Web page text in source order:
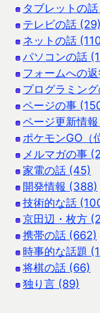
タブレットの
テレビの話 (29)
ネットの話
パソコンの話
フォームへの
プログラミン
ページの事
ページ更新情
ポケモンGO（
メルマガの事
家電の話 (45)
開発情報 (388)
技術的な話
京田辺・枚方
携帯の話 (662)
時事的な話題
将棋の話 (66)
独り言 (89)